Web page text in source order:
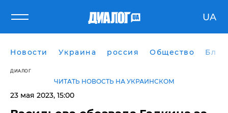
UA
Новости Украина россия Общество
ДИАЛОГ
ЧИТАТЬ НОВОСТЬ НА УКРАИНСКОМ
23 мая 2023, 15:00